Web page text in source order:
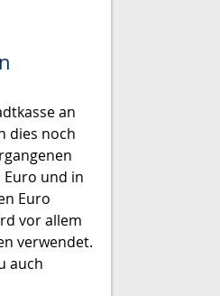
an
dies noch
Euro und in
Euro
vor allem
verwendet.
auch